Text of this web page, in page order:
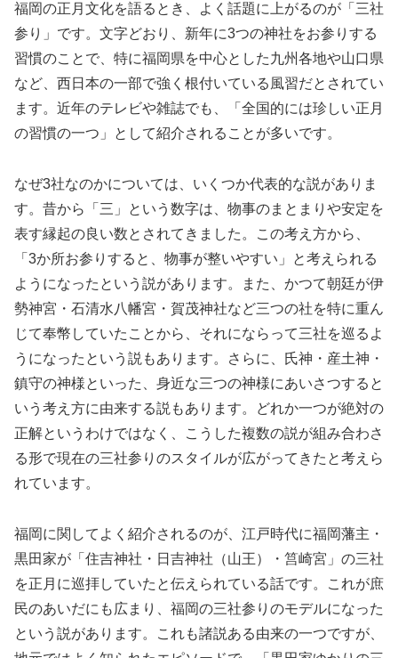
福岡の正月文化を語るとき、よく話題に上がるのが「三社
参り」です。文字どおり、新年に3つの神社をお参りする
習慣のことで、特に福岡県を中心とした九州各地や山口県
など、西日本の一部で強く根付いている風習だとされてい
ます。近年のテレビや雑誌でも、「全国的には珍しい正月
の習慣の一つ」として紹介されることが多いです。
なぜ3社なのかについては、いくつか代表的な説がありま
す。昔から「三」という数字は、物事のまとまりや安定を
表す縁起の良い数とされてきました。この考え方から、
「3か所お参りすると、物事が整いやすい」と考えられる
ようになったという説があります。また、かつて朝廷が伊
勢神宮・石清水八幡宮・賀茂神社など三つの社を特に重ん
じて奉幣していたことから、それにならって三社を巡るよ
うになったという説もあります。さらに、氏神・産土神・
鎮守の神様といった、身近な三つの神様にあいさつすると
いう考え方に由来する説もあります。どれか一つが絶対の
正解というわけではなく、こうした複数の説が組み合わさ
る形で現在の三社参りのスタイルが広がってきたと考えら
れています。
福岡に関してよく紹介されるのが、江戸時代に福岡藩主・
黒田家が「住吉神社・日吉神社（山王）・筥崎宮」の三社
を正月に巡拝していたと伝えられている話です。これが庶
民のあいだにも広まり、福岡の三社参りのモデルになった
という説があります。これも諸説ある由来の一つですが、